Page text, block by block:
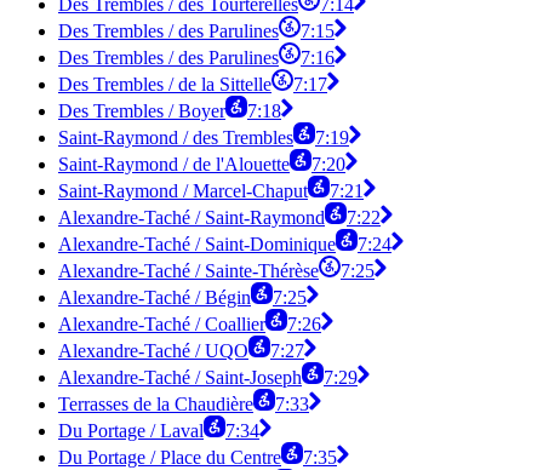
Des Trembles / des Tourterelles
7:14
Des Trembles / des Parulines
7:15
Des Trembles / des Parulines
7:16
Des Trembles / de la Sittelle
7:17
Des Trembles / Boyer
7:18
Saint-Raymond / des Trembles
7:19
Saint-Raymond / de l'Alouette
7:20
Saint-Raymond / Marcel-Chaput
7:21
Alexandre-Taché / Saint-Raymond
7:22
Alexandre-Taché / Saint-Dominique
7:24
Alexandre-Taché / Sainte-Thérèse
7:25
Alexandre-Taché / Bégin
7:25
Alexandre-Taché / Coallier
7:26
Alexandre-Taché / UQO
7:27
Alexandre-Taché / Saint-Joseph
7:29
Terrasses de la Chaudière
7:33
Du Portage / Laval
7:34
Du Portage / Place du Centre
7:35